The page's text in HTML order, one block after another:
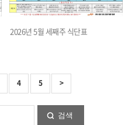
2026년 5월 세째주 식단표
4 5 >
검색